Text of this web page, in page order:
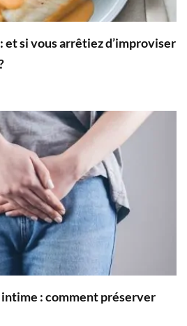
et si vous arrêtiez d’improviser
: comment préserver